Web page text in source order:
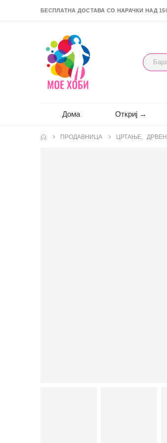
БЕСПЛАТНА ДОСТАВА СО НАРАЧКИ НАД
Дома Откриј →
ПРОДАВНИЦА ЦРТАЊЕ,